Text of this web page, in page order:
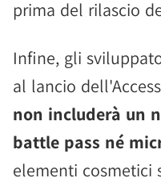
prima del rilascio
Infine, gli
al lancio
non includerà un
battle pass né
elementi cosmetici